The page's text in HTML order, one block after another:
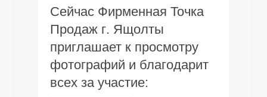
Сейчас Фирменная Точка
Продаж г. Ящолты
приглашает к просмотру
фотографий и благодарит
всех за участие: